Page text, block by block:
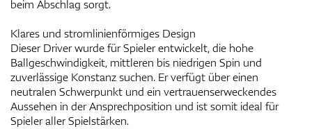
beim Abschlag sorgt.
Klares und stromlinienförmiges Design
Dieser Driver wurde für Spieler entwickelt, die hohe
Ballgeschwindigkeit, mittleren bis niedrigen Spin und
zuverlässige Konstanz suchen. Er verfügt über einen
neutralen Schwerpunkt und ein vertrauenserweckendes
Aussehen in der Ansprechposition und ist somit ideal für
Spieler aller Spielstärken.